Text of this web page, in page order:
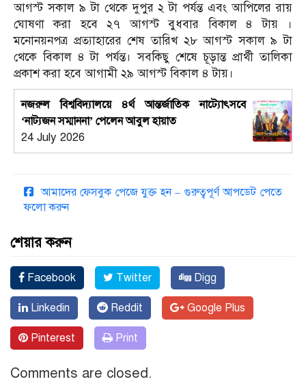
আগস্ট সকাল ৯ টা থেকে দুপুর ২ টা পর্যন্ত এবং আপিলের রায়
ঘোষণা করা হবে ২৭ আগস্ট বুধবার বিকাল ৪ টায় ।
মনোনয়নপত্র প্রত্যাহারের শেষ তারিখ ২৮ আগস্ট সকাল ৯ টা
থেকে বিকাল ৪ টা পর্যন্ত। সবকিছু শেষে চূড়ান্ত প্রার্থী তালিকা
প্রকাশ করা হবে আগামী ২৯ আগস্ট বিকাল ৪ টায়।
নজরুল বিশ্ববিদ্যালয়ে ৪র্থ আন্তর্জাতিক নাট্যোৎসবে
‘নাট্যজন সম্মাননা’ পেলেন আবুল হায়াত
24 July 2026
আমাদের ফেসবুক পেজে যুক্ত হন – গুরুত্বপূর্ণ আপডেট পেতে
ফলো করুন
শেয়ার করুন
Facebook Twitter Digg
Linkedin Reddit Google Plus
Pinterest Print
Comments are closed.